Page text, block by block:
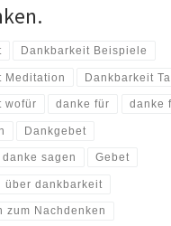
Dankbarkeit Beispiele
Meditation Dankbarkeit
wofür danke für danke
Dankgebet
sagen Gebet
über dankbarkeit
zum Nachdenken